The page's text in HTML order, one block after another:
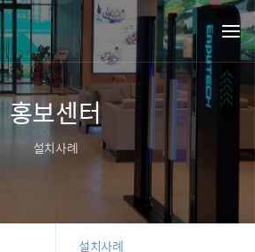
홍보센터
설치사례
설치사례